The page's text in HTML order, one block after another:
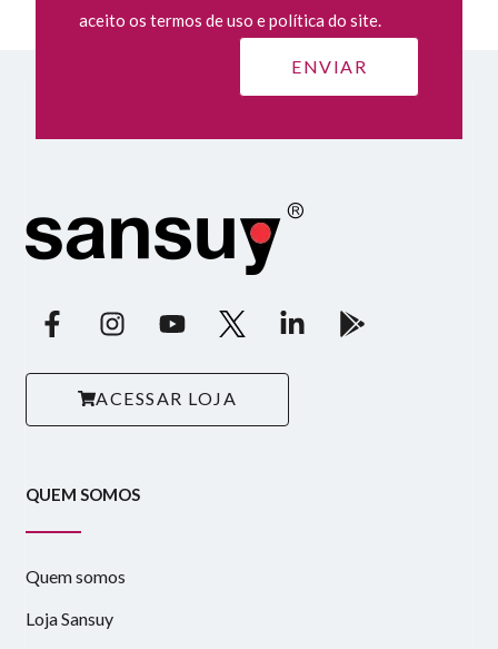
aceito os termos de uso e política do site.
ACESSAR LOJA
QUEM SOMOS
Quem somos
Loja Sansuy